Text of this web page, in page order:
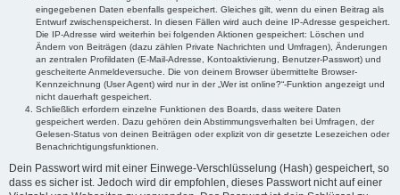
eingegebenen Daten ebenfalls gespeichert. Gleiches gilt, wenn du einen Beitrag als
Entwurf zwischenspeicherst. In diesen Fällen wird auch deine IP-Adresse gespeichert.
Die IP-Adresse wird weiterhin bei folgenden Aktionen gespeichert: Löschen und
Ändern von Beiträgen (dazu zählen Private Nachrichten und Umfragen), Änderungen
an zentralen Profildaten (E-Mail-Adresse, Kontoaktivierung, Benutzer-Passwort) und
gescheiterte Anmeldeversuche. Die von deinem Browser übermittelte Browser-
Kennzeichnung (User Agent) wird nur in der „Wer ist online?“-Funktion angezeigt und
nicht dauerhaft gespeichert.
Schließlich erfordern einzelne Funktionen des Boards, dass weitere Daten
gespeichert werden. Dazu gehören dein Abstimmungsverhalten bei Umfragen, der
Gelesen-Status von deinen Beiträgen oder explizit von dir gesetzte Lesezeichen oder
Benachrichtigungsfunktionen.
Dein Passwort wird mit einer Einwege-Verschlüsselung (Hash) gespeichert, so
dass es sicher ist. Jedoch wird dir empfohlen, dieses Passwort nicht auf einer